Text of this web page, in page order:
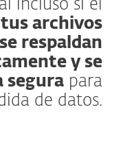
incluso si el
tus archivos
respaldan
y se
segura para
de datos.